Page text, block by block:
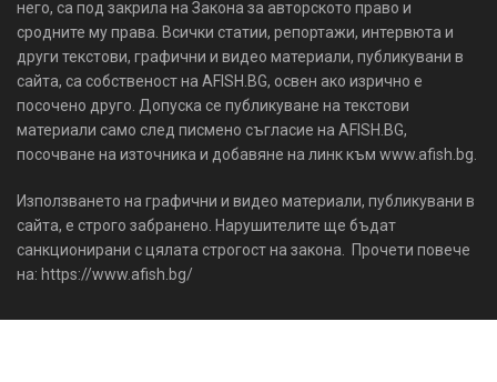
него, са под закрила на Закона за авторското право и
сродните му права. Всички статии, репортажи, интервюта и
други текстови, графични и видео материали, публикувани в
сайта, са собственост на AFISH.BG, освен ако изрично е
посочено друго. Допуска се публикуване на текстови
материали само след писмено съгласие на AFISH.BG,
посочване на източника и добавяне на линк към www.afish.bg.
Използването на графични и видео материали, публикувани в
сайта, е строго забранено. Нарушителите ще бъдат
санкционирани с цялата строгост на закона. Прочети повече
на: https://www.afish.bg/